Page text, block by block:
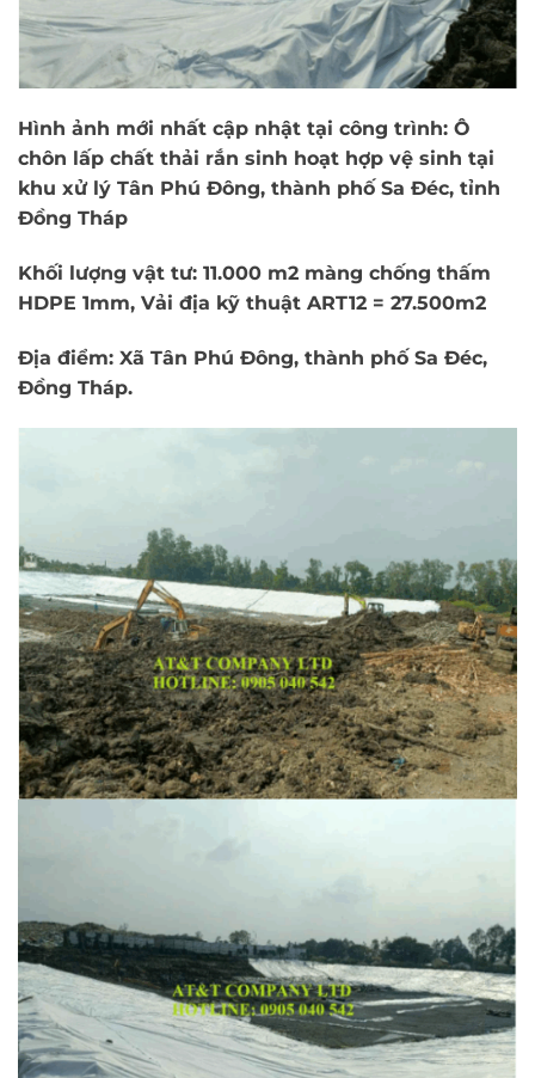
Hình ảnh mới nhất cập nhật tại công trình: Ô
chôn lấp chất thải rắn sinh hoạt hợp vệ sinh tại
khu xử lý Tân Phú Đông, thành phố Sa Đéc, tỉnh
Đồng Tháp
Khối lượng vật tư: 11.000 m2 màng chống thấm
HDPE 1mm, Vải địa kỹ thuật ART12 = 27.500m2
Địa điểm: Xã Tân Phú Đông, thành phố Sa Đéc,
Đồng Tháp.